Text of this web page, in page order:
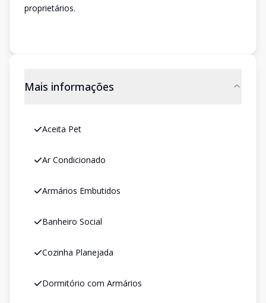
proprietários.
Mais informações
Aceita Pet
Ar Condicionado
Armários Embutidos
Banheiro Social
Cozinha Planejada
Dormitório com Armários